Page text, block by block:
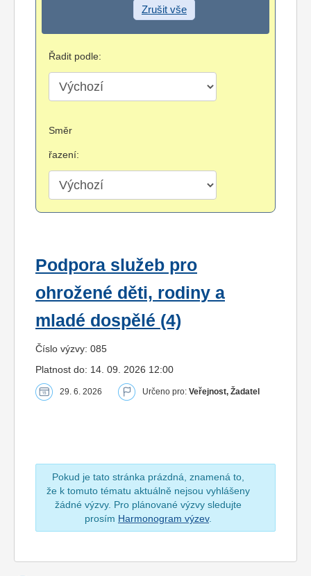
Zrušit vše
Řadit podle:
Směr
řazení:
Podpora služeb pro
ohrožené děti, rodiny a
mladé dospělé (4)
Číslo výzvy: 085
Platnost do: 14. 09. 2026 12:00
29. 6. 2026 Určeno pro: Veřejnost, Žadatel
Pokud je tato stránka prázdná, znamená to,
že k tomuto tématu aktuálně nejsou vyhlášeny
žádné výzvy. Pro plánované výzvy sledujte
prosím Harmonogram výzev.